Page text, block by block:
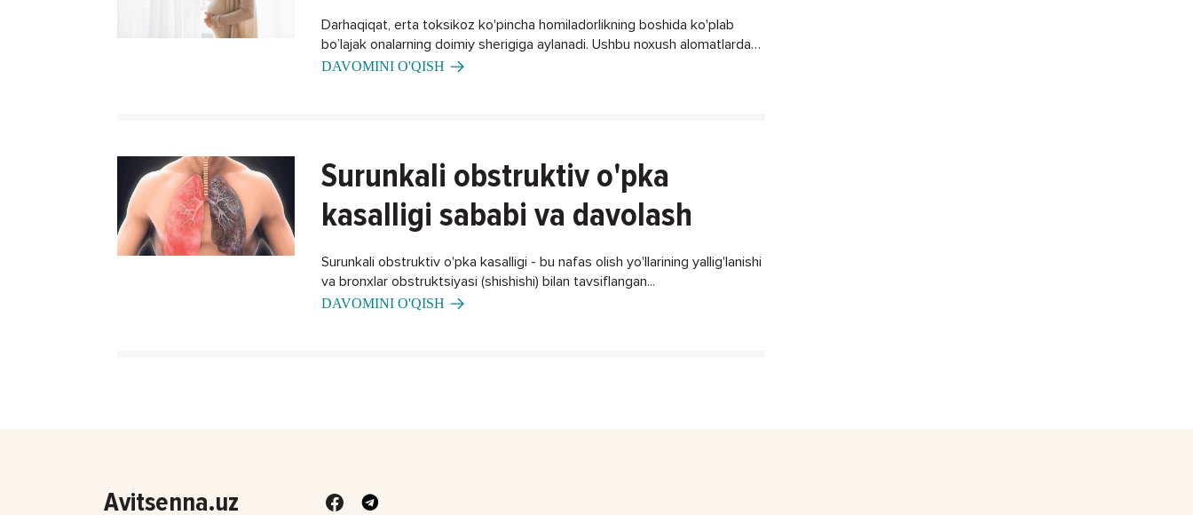
Darhaqiqat, erta toksikoz ko'pincha homiladorlikning boshida ko'plab
bo’lajak onalarning doimiy sherigiga aylanadi. Ushbu noxush alomatlardan
xalos bo'lishning biron bir usuli bormi?
DAVOMINI O'QISH
Surunkali obstruktiv o'pka
kasalligi sababi va davolash
Surunkali obstruktiv o'pka kasalligi - bu nafas olish yo'llarining yallig'lanishi
va bronxlar obstruktsiyasi (shishishi) bilan tavsiflangan...
DAVOMINI O'QISH
Avitsenna.uz